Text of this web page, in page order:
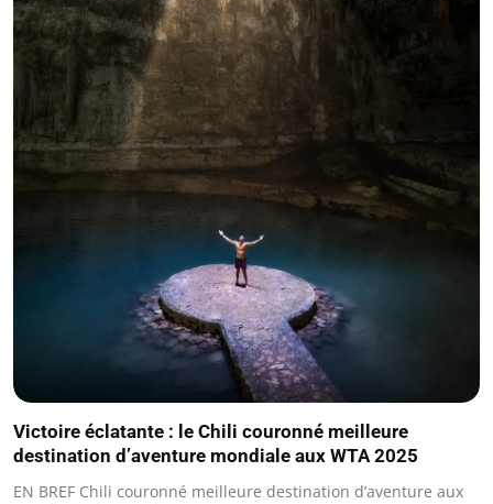
Victoire éclatante : le Chili couronné meilleure
destination d’aventure mondiale aux WTA 2025
EN BREF Chili couronné meilleure destination d’aventure aux